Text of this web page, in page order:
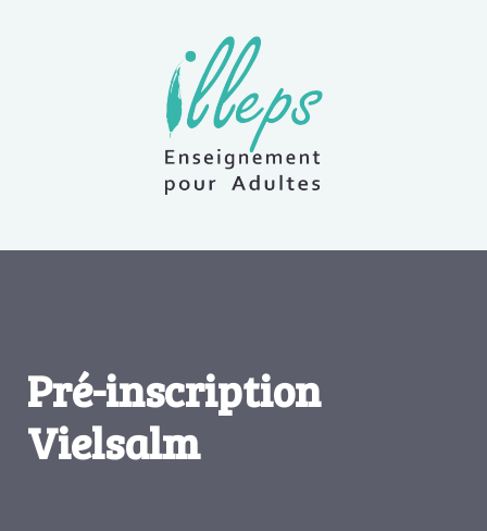
Pré-inscription
Vielsalm